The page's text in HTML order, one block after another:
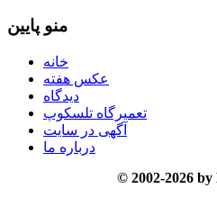
منو پایین
خانه
عکس هفته
دیدگاه
تعمیرگاه تلسکوپ
آگهی در سایت
درباره ما
© 2002-2026